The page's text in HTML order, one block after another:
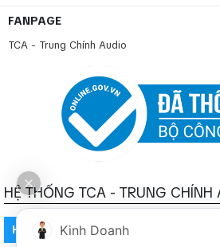
FANPAGE
TCA - Trung Chính Audio
HỆ THỐNG TCA - TRUNG CHÍNH
HỒ CHÍ MINHKinh Doanh